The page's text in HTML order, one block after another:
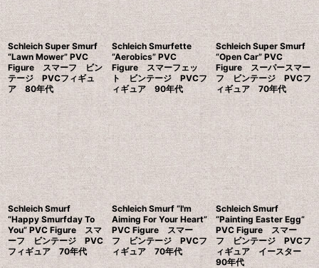
Schleich Super Smurf
“Lawn Mower” PVC
Figure スマーフ ビン
テージ PVCフィギュ
ア 80年代
Schleich Smurfette
“Aerobics” PVC
Figure スマーフェッ
ト ビンテージ PVCフ
ィギュア 90年代
Schleich Super Smurf
“Open Car” PVC
Figure スーパースマー
フ ビンテージ PVCフ
ィギュア 70年代
Schleich Smurf
“Happy Smurfday To
You” PVC Figure スマ
ーフ ビンテージ PVC
フィギュア 70年代
Schleich Smurf “I'm
Aiming For Your Heart”
PVC Figure スマー
フ ビンテージ PVCフ
ィギュア 70年代
Schleich Smurf
“Painting Easter Egg”
PVC Figure スマー
フ ビンテージ PVCフ
ィギュア イースター
90年代